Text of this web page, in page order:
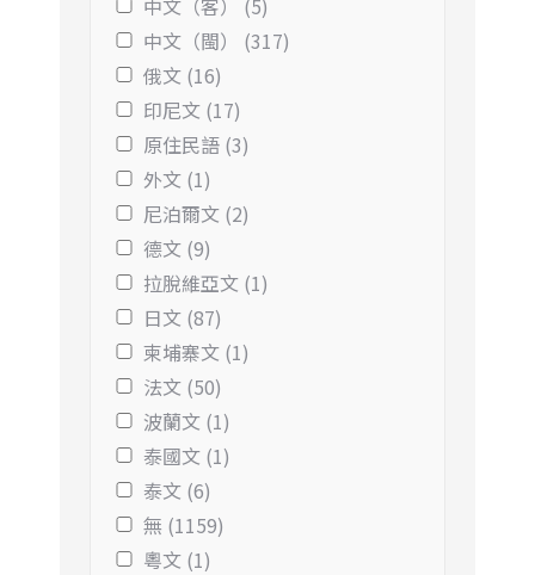
中文（閩） (317)
俄文 (16)
印尼文 (17)
原住民語 (3)
外文 (1)
尼泊爾文 (2)
德文 (9)
拉脫維亞文 (1)
日文 (87)
柬埔寨文 (1)
法文 (50)
波蘭文 (1)
泰國文 (1)
泰文 (6)
無 (1159)
粵文 (1)